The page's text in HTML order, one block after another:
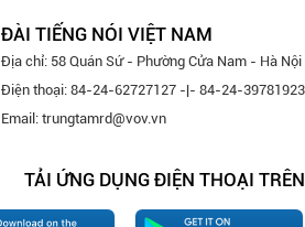
ĐÀI TIẾNG NÓI VIỆT NAM
Địa chỉ: 58 Quán Sứ - Phường Cửa Nam - Hà Nội
Điện thoại: 84-24-62727127 -|- 84-24-39781923
Email: trungtamrd@vov.vn
TẢI ỨNG DỤNG ĐIỆN THOẠI TRÊN